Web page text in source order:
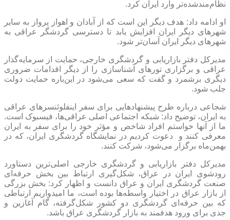
نظام‌مندشده‌تر وارد ایران کرد.
او ادامه داد: هدف دیگر این است که از آبادان و اهواز پرواز به سایر
شهر‌های دیگر ایران افزایش یابد تا دسترسی گردشگر عراقی به
شهر‌های دیگر ایران آسان‌تر شود.
مدیرکل دفتر بازاریابی و گردشگری خارجی، حمایت از سرمایه‌گذار
عراقی و برگزاری تور‌های آشناسازی را از دیگر اقدامات ضروری
دیگری برشمرد و گفت که سعی می‌شود در این‌باره حمایت دولت
جلب شود.
شجاعی درباره طرح پیشنهاد‌هایی برای سفر اینفلوئنسر‌های عراقی
به ایران، توضیح داد: شبکه اجتماعی اصلی عراقی‌ها، فیسبوک است.
ما از آنها خواستم افراد شاخص و مؤثر خود را برای سفر به ایران
معرفی کنند و دعوت کردیم در نمایشگاه گردشگری ایران، که در
بهمن‌ماه برگزار می‌شود، شرکت کنند.
مدیرکل دفتر بازاریابی و گردشگری خارجی اصلی‌ترین دستاورد
رودشوی ایران در عراق، شکل‌گیری ارتباط بین بخش حرفه‌ای
صنعت گردشگری ایران و عراق دانست و اظهار کرد: بخش بزرگی
از بازار عراق در اختیار واسطه‌ها بوده است، ما امیدواریم ارتباطی
که بین حرفه‌ای گردشگری دو کشور شکل‌گرفته، گام آغازین و
جدی برای ورود هدفمند به بازار گردشگری عراق باشد.